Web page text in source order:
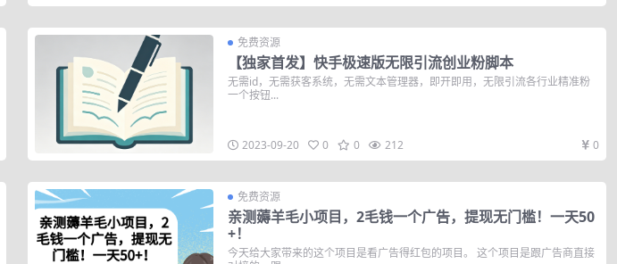
免费资源
【独家首发】快手极速版无限引流创业粉脚本
无需id，无需获客系统，无需文本管理器，即开即用，无限引流各行业精准粉
一个按钮...
2023-09-20 0 0 212 0
免费资源
亲测薅羊毛小项目，2毛钱一个广告，提现无门槛！一天50
+！
今天给大家带来的这个项目是看广告得红包的项目。 这个项目是跟广告商直接